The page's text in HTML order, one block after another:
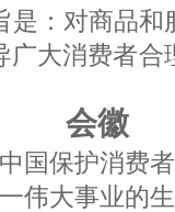
：对商品和
大消费者合
会徽
国保护消费
伟大事业的